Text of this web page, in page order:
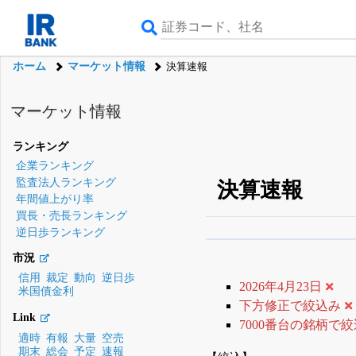
ホーム マーケット情報 決算速報
マーケット情報
ランキング
企業ランキング
監査法人ランキング
年間値上がり率
買長・売長ランキング
逆日歩ランキング
市況
信用
裁定 動向
逆日歩
米国債金利
Link
適時 有報 大量 空売
期末 総会 予定 速報
決算速報
登録すると永久
2026年4月23日
下方修正で絞込み
7000番台の銘柄で